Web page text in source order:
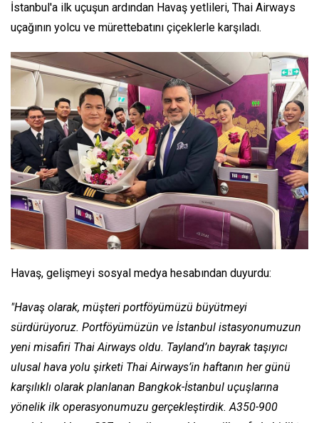
İstanbul'a ilk uçuşun ardından Havaş yetlileri, Thai Airways
uçağının yolcu ve mürettebatını çiçeklerle karşıladı.
Havaş, gelişmeyi sosyal medya hesabından duyurdu:
"Havaş olarak, müşteri portföyümüzü büyütmeyi
sürdürüyoruz. Portföyümüzün ve İstanbul istasyonumuzun
yeni misafiri Thai Airways oldu. Tayland’ın bayrak taşıyıcı
ulusal hava yolu şirketi Thai Airways’in haftanın her günü
karşılıklı olarak planlanan Bangkok-İstanbul uçuşlarına
yönelik ilk operasyonumuzu gerçekleştirdik. A350-900